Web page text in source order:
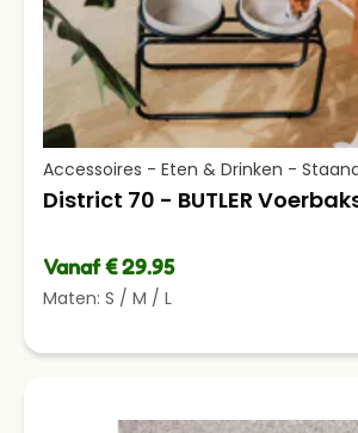
District 70 - BUTLER
Vanaf € 29.95
Maten: S / M / L